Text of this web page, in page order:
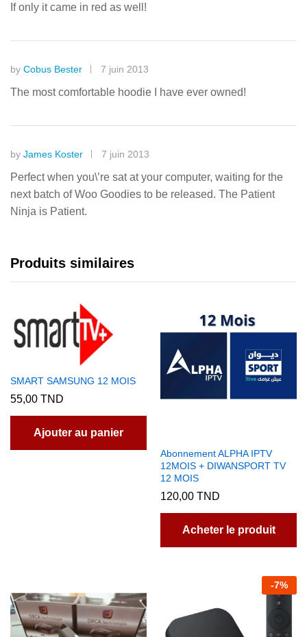
If only it came in red as well!
by Cobus Bester 7 juin 2013
The most comfortable hoodie I have ever owned!
by James Koster 7 juin 2013
Perfect when you\’re sat at your computer, waiting for the
next batch of Woo Goodies to be released. The Patient
Ninja is Patient.
Produits similaires
SMART SAMSUNG 12 MOIS
55,00 TND
Ajouter au panier
Abonnement ALPHA IPTV
12MOIS + DIWANSPORT TV
12 MOIS
120,00 TND
Acheter le produit
-7%